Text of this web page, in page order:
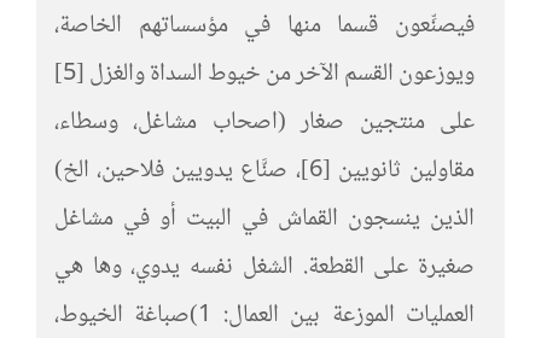
فيصنِّعون قسما منها في مؤسساتهم الخاصة،
ويوزعون القسم الآخر من خيوط السداة والغزل [5]
على منتجين صغار (اصحاب مشاغل، وسطاء،
مقاولين ثانويين [6]، صنَّاع يدويين فلاحين، الخ)
الذين ينسجون القماش في البيت أو في مشاغل
صغيرة على القطعة. الشغل نفسه يدوي، وها هي
العمليات الموزعة بين العمال: 1)صباغة الخيوط،